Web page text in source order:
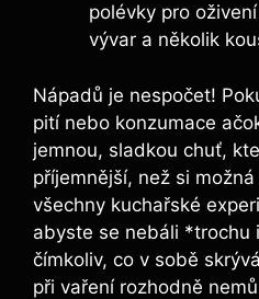
polévky pro
vývar a několik
Nápadů je nespočet!
pití nebo konzumace
jemnou, sladkou chuť,
příjemnější, než si
všechny kuchařské
abyste se nebáli *trochu
čímkoliv, co v sobě
při vaření rozhodně